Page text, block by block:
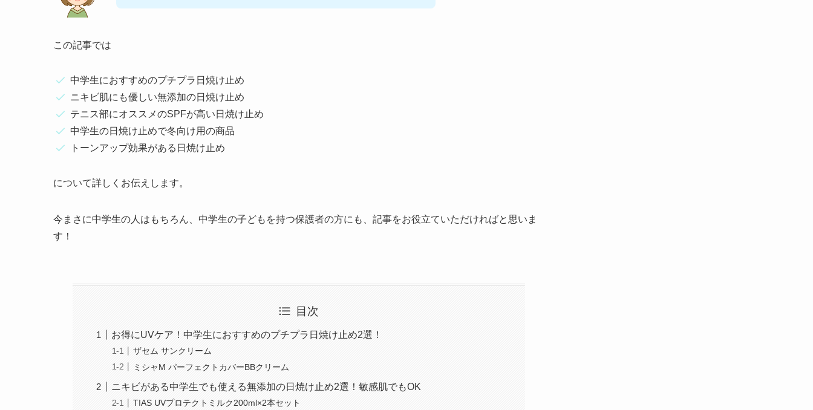
この記事では
中学生におすすめのプチプラ日焼け止め
ニキビ肌にも優しい無添加の日焼け止め
テニス部にオススメのSPFが高い日焼け止め
中学生の日焼け止めで冬向け用の商品
トーンアップ効果がある日焼け止め
について詳しくお伝えします。
今まさに中学生の人はもちろん、中学生の子どもを持つ保護者の方にも、記事をお役立ていただければと思いま
す！
目次
お得にUVケア！中学生におすすめのプチプラ日焼け止め2選！
ザセム サンクリーム
ミシャM パーフェクトカバーBBクリーム
ニキビがある中学生でも使える無添加の日焼け止め2選！敏感肌でもOK
TIAS UVプロテクトミルク200ml×2本セット